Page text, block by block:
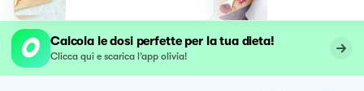
Calcola le dosi perfette per la tua dieta!
Clicca qui e scarica l’app olivia!